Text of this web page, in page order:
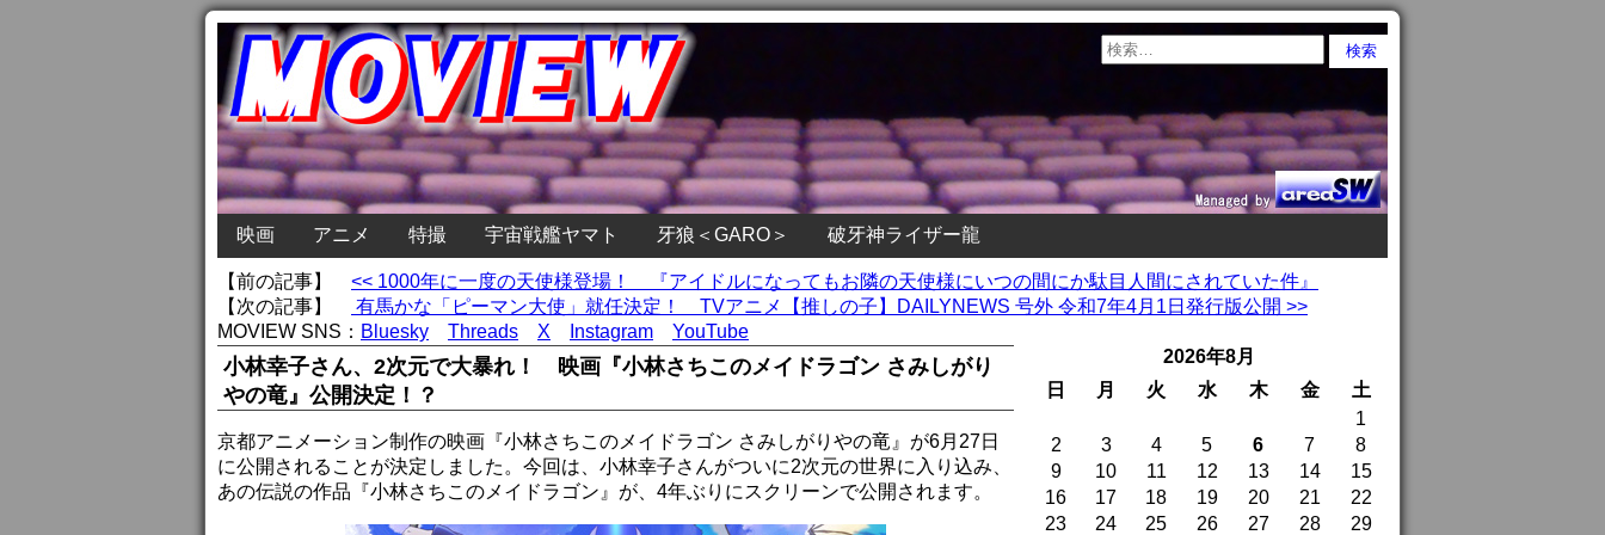
映画 アニメ 特撮 宇宙戦艦ヤマト 牙狼＜GARO＞ 破牙神ライザー龍
【前の記事】 << 1000年に一度の天使様登場！ 『アイドルになってもお隣の天使様にいつの間にか駄目人間にされていた件』
【次の記事】
有馬かな「ピーマン大使」就任決定！ TVアニメ【推しの子】DAILYNEWS 号外 令和7年4月1日発行版公開 >>
MOVIEW SNS： Bluesky Threads X Instagram YouTube
小林幸子さん、2次元で大暴れ！ 映画『小林さちこのメイドラゴン さみしがり
やの竜』公開決定！？
京都アニメーション制作の映画『小林さちこのメイドラゴン さみしがりやの竜』が6月27日
に公開されることが決定しました。今回は、小林幸子さんがついに2次元の世界に入り込み、
あの伝説の作品『小林さちこのメイドラゴン』が、4年ぶりにスクリーンで公開されます。
2026年8月
日
月 火 水 木 金
土
1
2
3 4 5 6 7
8
9
10 11 12 13 14
15
16
17 18 19 20 21
22
23
24 25 26 27 28 29